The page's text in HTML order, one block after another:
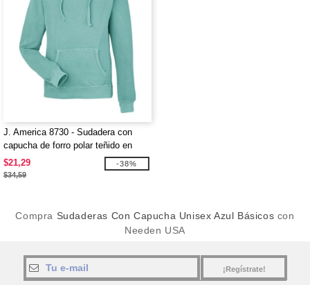
J. America 8730 - Sudadera con
capucha de forro polar teñido en
pigmento
$21,29
$34,59
-38%
Compra Sudaderas Con Capucha Unisex Azul Básicos con
Needen USA
¡Regístrate!